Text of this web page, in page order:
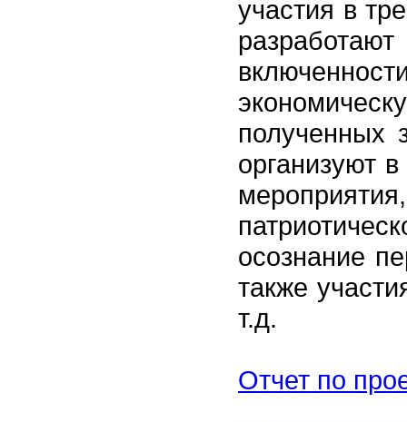
участия в
полученных
организуют
осознание
также
т.д.
Отчет по